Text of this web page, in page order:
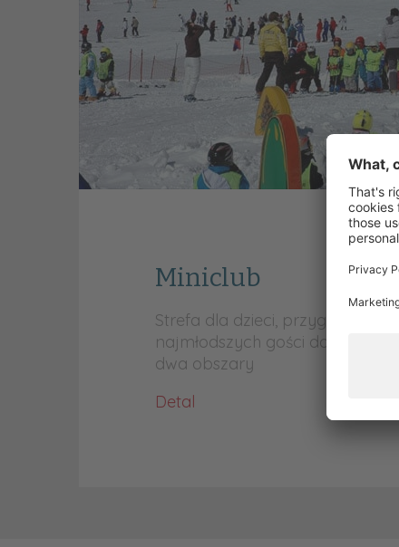
Miniclub
Strefa dla dzieci, przygotowana
najmłodszych gości do 12 lat
dwa obszary
Detal